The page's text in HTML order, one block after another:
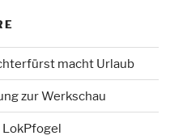
macht Urlaub
zur Werkschau
LokPfogel